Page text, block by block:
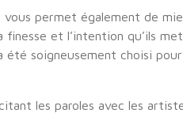
vous permet également de
et l’intention qu’ils
été soigneusement choisi
les paroles avec les